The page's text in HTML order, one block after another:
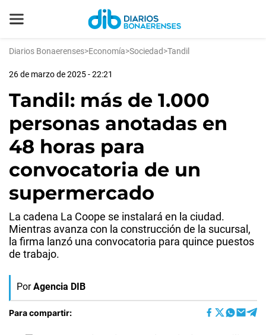
Diarios Bonaerenses>Economía>Sociedad>Tandil
26 de marzo de 2025 - 22:21
Tandil: más de 1.000
personas anotadas en
48 horas para
convocatoria de un
supermercado
La cadena La Coope se instalará en la ciudad.
Mientras avanza con la construcción de la sucursal,
la firma lanzó una convocatoria para quince puestos
de trabajo.
Por Agencia DIB
Para compartir: